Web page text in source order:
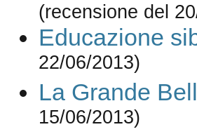
(recensione del
Educazione
22/06/2013)
La Grande
15/06/2013)